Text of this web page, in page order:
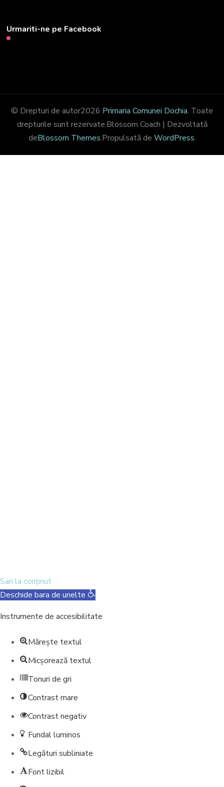
Urmariti-ne pe Facebook
© Drepturi de autor2026 Primaria Comunei Dochia. Toate
drepturile sunt rezervate.Blossom Coach | Dezvoltată
deBlossom Themes.Propulsată de WordPress.
Sari la conținut
Deschide bara de unelte
Instrumente de accesibilitate
Mărește textul
Micșorează textul
Tonuri de gri
Contrast mare
Contrast negativ
Fundal luminos
Legături subliniate
Font lizibil